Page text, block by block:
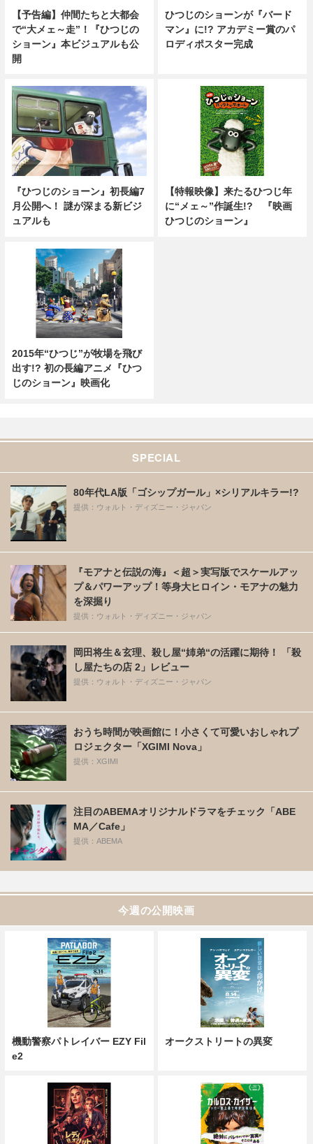
【予告編】仲間たちと大都会
で“大メェ～走”！『ひつじの
ショーン』本ビジュアルも公
開
ひつじのショーンが『バード
マン』に!? アカデミー賞のパ
ロディポスター完成
『ひつじのショーン』初長編7
月公開へ！ 謎が深まる新ビジ
ュアルも
【特報映像】来たるひつじ年
に“メェ～”作誕生!? 『映画
ひつじのショーン』
2015年“ひつじ”が牧場を飛び
出す!? 初の長編アニメ『ひつ
じのショーン』映画化
SPECIAL
80年代LA版「ゴシップガール」×シリアルキラー!?
提供：ウォルト・ディズニー・ジャパン
『モアナと伝説の海』＜超＞実写版でスケールアッ
プ＆パワーアップ！等身大ヒロイン・モアナの魅力
を深掘り
提供：ウォルト・ディズニー・ジャパン
岡田将生＆玄理、殺し屋“姉弟“の活躍に期待！ 「殺
し屋たちの店 2」レビュー
提供：ウォルト・ディズニー・ジャパン
おうち時間が映画館に！小さくて可愛いおしゃれプ
ロジェクター「XGIMI Nova」
提供：XGIMI
注目のABEMAオリジナルドラマをチェック「ABE
MA／Cafe」
提供：ABEMA
今週の公開映画
機動警察パトレイバー EZY Fil
e2
オークストリートの異変